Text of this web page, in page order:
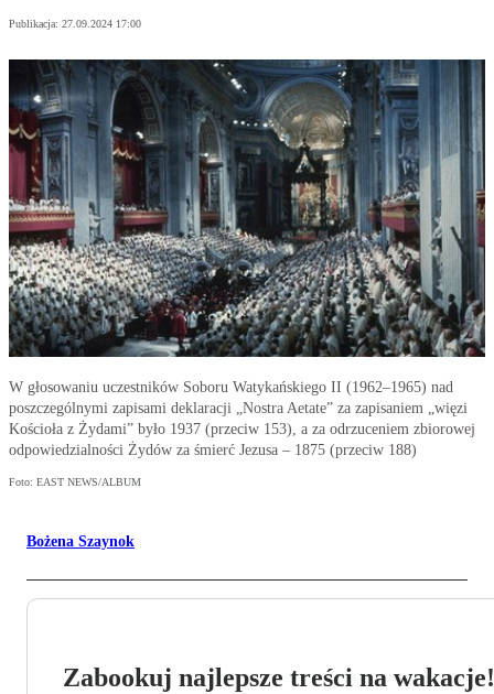
Publikacja: 27.09.2024 17:00
W głosowaniu uczestników Soboru Watykańskiego II (1962–1965) nad
poszczególnymi zapisami deklaracji „Nostra Aetate” za zapisaniem „więzi
Kościoła z Żydami” było 1937 (przeciw 153), a za odrzuceniem zbiorowej
odpowiedzialności Żydów za śmierć Jezusa – 1875 (przeciw 188)
Foto: EAST NEWS/ALBUM
Bożena Szaynok
Zabookuj najlepsze treści na wakacje!